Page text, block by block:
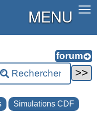
MENU
Simulations CDF